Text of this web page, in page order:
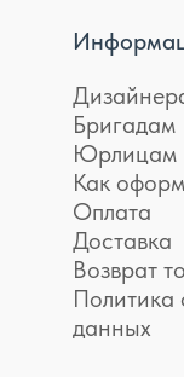
Бригадам
Юрлицам
Как
Оплата
Доставка
Возврат
Политика
данных